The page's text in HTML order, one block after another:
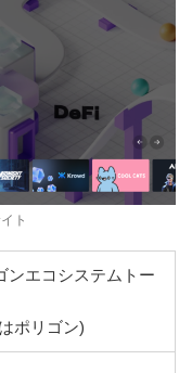
ト
ンエコシステムトー
ポリゴン)